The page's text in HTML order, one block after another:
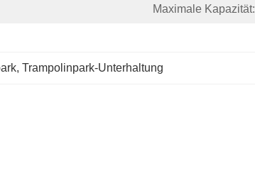
Maximale Kapazität:
, Trampolinpark-Unterhaltung